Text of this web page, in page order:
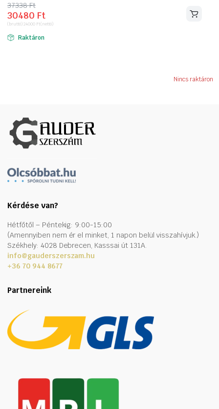
37338Ft
Original
price
was:
37338 Ft.
30480 Ft
Current
price
is:
30480 Ft.
(bruttó)24000 Ft(nettó)
Raktáron
Nincs raktáron
Kérdése van?
Hétfőtől – Péntekig: 9:00-15:00
(Amennyiben nem ér el minket, 1 napon belül visszahívjuk.)
Székhely: 4028 Debrecen, Kasssai út 131A.
info@gauderszerszam.hu
+36 70 944 8677
Partnereink